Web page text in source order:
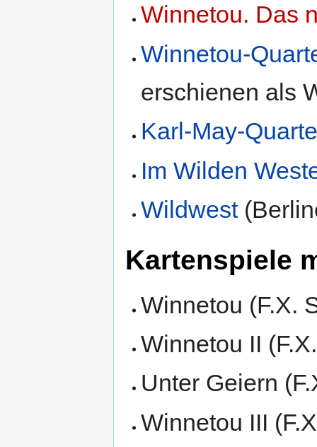
Winnetou. Das
Winnetou-
erschienen als
Karl-May-
Im Wilden
Wildwest
Kartenspiele
Winnetou (F.X.
Winnetou II
Unter Geiern
Winnetou III